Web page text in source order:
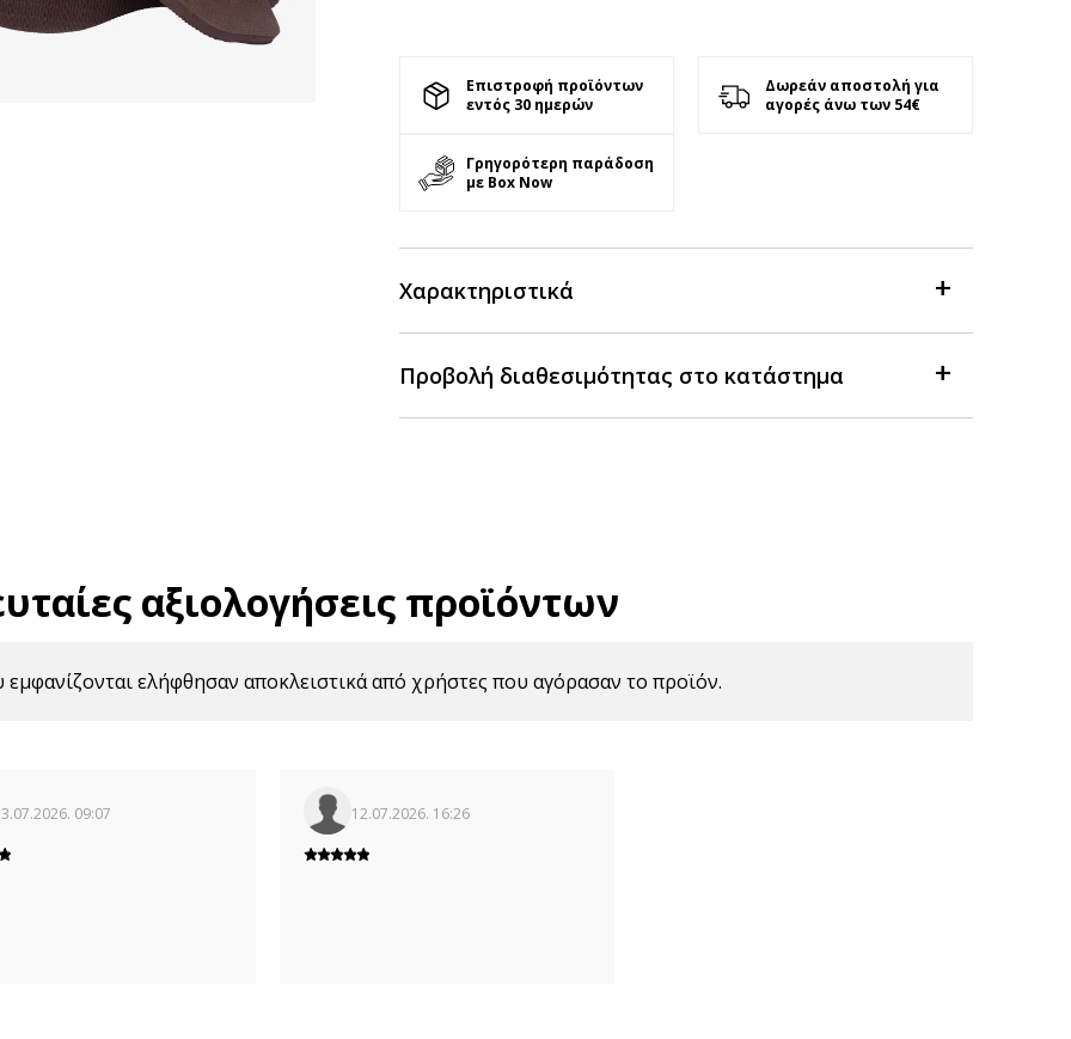
Επιστροφή προϊόντων
εντός 30 ημερών
Δωρεάν αποστολή για
αγορές άνω των 54€
Γρηγορότερη παράδοση
με Box Now
Χαρακτηριστικά
Προβολή διαθεσιμότητας στο κατάστημα
αξιολογήσεις προϊόντων
εμφανίζονται ελήφθησαν αποκλειστικά από χρήστες που αγόρασαν το προϊόν.
09:07 12.07.2026. 16:26